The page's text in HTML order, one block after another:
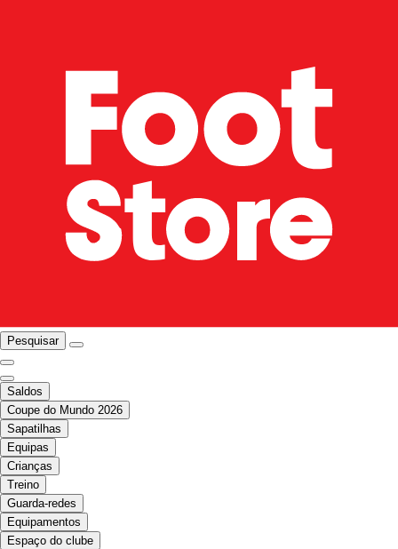
Pesquisar
Saldos
Coupe do Mundo 2026
Sapatilhas
Equipas
Crianças
Treino
Guarda-redes
Equipamentos
Espaço do clube